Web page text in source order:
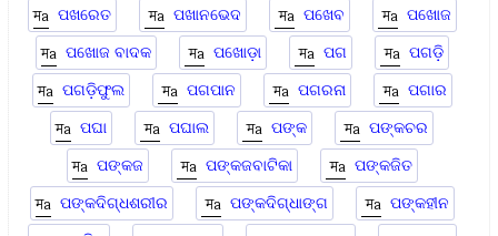
ପଖରେତ
ପଖାନଭେଦ ପଖେବ
ପଖୋଜ
ପଖୋଜ ବାଦକ
ପଖୋଡ଼ା ପଗ
ପଗଡ଼ି
ପଗଡ଼ିଫୁଲ
ପଗପାନ ପଗରନା
ପଗାର
ପଘା
ପଘାଲ ପଙ୍କ
ପଙ୍କଚର
ପଙ୍କଜ
ପଙ୍କଜବାଟିକା
ପଙ୍କଜିତ
ପଙ୍କଦିଗ୍ଧଶରୀର
ପଙ୍କଦିଗ୍ଧାଙ୍ଗ
ପଙ୍କହୀନ